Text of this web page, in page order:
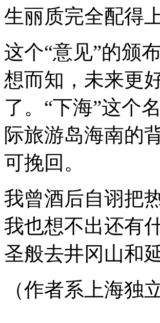
生丽质完全配得
这个“意见”的颁
想而知，未来更
了。“下海”这个
际旅游岛海南的
可挽回。
我曾酒后自诩把
我也想不出还有
圣般去井冈山和
（作者系上海独